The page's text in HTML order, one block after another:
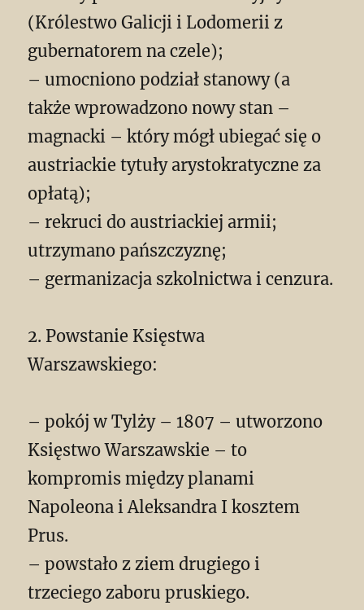
(Królestwo Galicji i Lodomerii z
gubernatorem na czele);
– umocniono podział stanowy (a
także wprowadzono nowy stan –
magnacki – który mógł ubiegać się o
austriackie tytuły arystokratyczne za
opłatą);
– rekruci do austriackiej armii;
utrzymano pańszczyznę;
– germanizacja szkolnictwa i cenzura.
2. Powstanie Księstwa
Warszawskiego:
– pokój w Tylży – 1807 – utworzono
Księstwo Warszawskie – to
kompromis między planami
Napoleona i Aleksandra I kosztem
Prus.
– powstało z ziem drugiego i
trzeciego zaboru pruskiego.